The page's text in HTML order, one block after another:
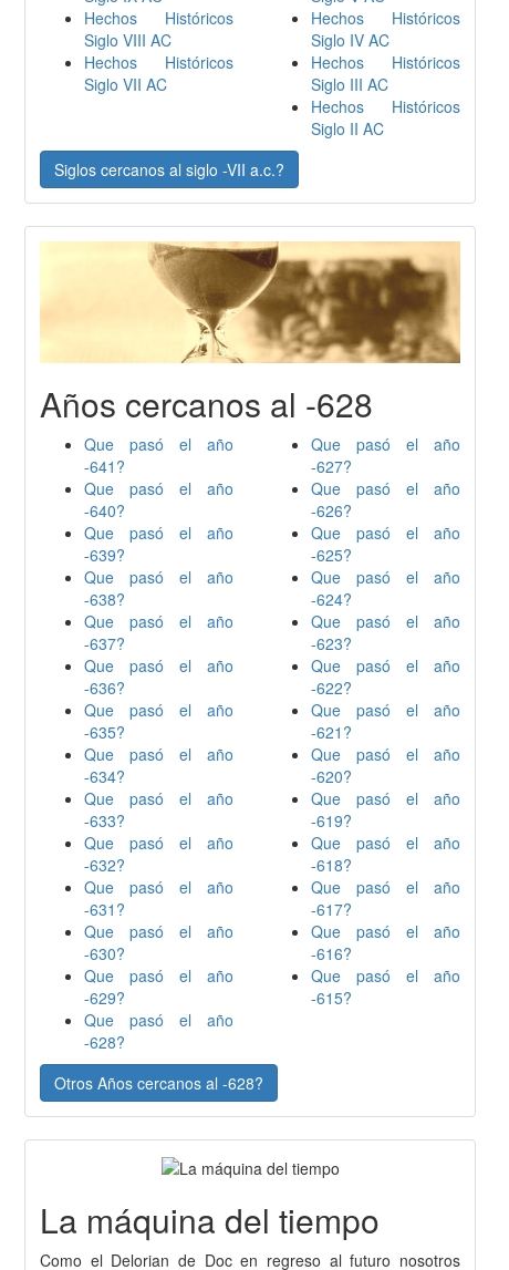
Hechos Históricos
Siglo VIII AC
Hechos Históricos
Siglo VII AC
Hechos Históricos
Siglo IV AC
Hechos Históricos
Siglo III AC
Hechos Históricos
Siglo II AC
Siglos cercanos al siglo -VII a.c.?
Años cercanos al -628
Que pasó el año
-641?
Que pasó el año
-640?
Que pasó el año
-639?
Que pasó el año
-638?
Que pasó el año
-637?
Que pasó el año
-636?
Que pasó el año
-635?
Que pasó el año
-634?
Que pasó el año
-633?
Que pasó el año
-632?
Que pasó el año
-631?
Que pasó el año
-630?
Que pasó el año
-629?
Que pasó el año
-628?
Que pasó el año
-627?
Que pasó el año
-626?
Que pasó el año
-625?
Que pasó el año
-624?
Que pasó el año
-623?
Que pasó el año
-622?
Que pasó el año
-621?
Que pasó el año
-620?
Que pasó el año
-619?
Que pasó el año
-618?
Que pasó el año
-617?
Que pasó el año
-616?
Que pasó el año
-615?
Otros Años cercanos al -628?
La máquina del tiempo
Como el Delorian de Doc en regreso al futuro nosotros